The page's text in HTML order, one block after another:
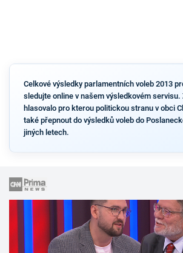
Celkové výsledky parlamentních voleb 2013
sledujte online v našem výsledkovém
hlasovalo pro kterou politickou stranu v obci
také přepnout do výsledků voleb do
jiných letech.